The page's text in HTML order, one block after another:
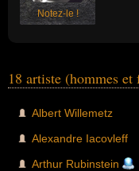
Notez-le !
18 artiste (hommes et
Albert Willemetz
Alexandre Iacovleff
Arthur Rubinstein